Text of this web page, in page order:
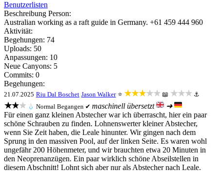
Benutzerlisten
Beschreibung Person:
Australian working as a raft guide in Germany. +61 459 444 960
Aktivität:
Begehungen: 74
Uploads: 50
Anpassungen: 10
Neue Canyons: 5
Commits: 0
Begehungen:
21.07.2025 Riu Dal Boschet Jason Walker ⭐ ★★★★★ 📖 ★★★ ⚓
★★★ 💧 Normal Begangen ✔ maschinell übersetzt
➜
Für einen ganz kleinen Abstecher war ich überrascht, hier ein paar
schöne Schrauben zu finden. Lohnenswerter kleiner Abstecher,
wenn Sie Zeit haben, die Leale hinunter. Wir gingen nach dem
Sprung in den massiven Pool, auf der linken Seite. Es waren wohl
ungefähr 200 Höhenmeter, und wir brauchten etwa 20 Minuten in
den Neoprenanzügen. Ein paar wirklich schöne Abseilstellen in
diesem Abschnitt! Lohnt sich aber nur als Abstecher nach Leale.